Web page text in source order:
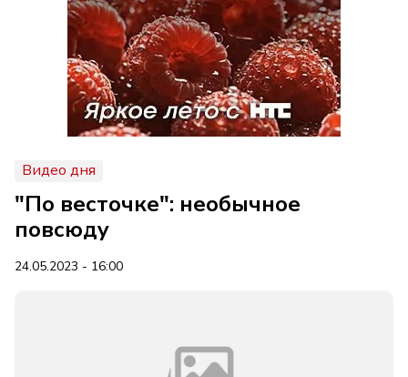
Видео дня
"По весточке": необычное
повсюду
24.05.2023 - 16:00